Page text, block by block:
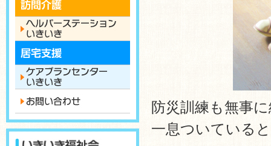
防災訓練も無事
一息ついている